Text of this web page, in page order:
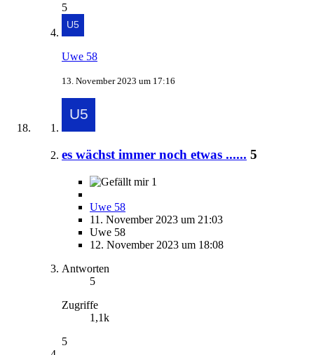
5
Uwe 58
13. November 2023 um 17:16
es wächst immer noch etwas ...... 5
1
Uwe 58
11. November 2023 um 21:03
Uwe 58
12. November 2023 um 18:08
Antworten
5
Zugriffe
1,1k
5